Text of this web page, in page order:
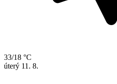
33/18 °C
úterý 11. 8.